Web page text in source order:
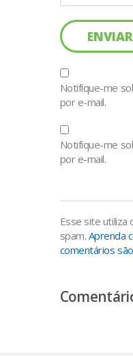
Notifique-me
por e-mail.
Notifique-me
por e-mail.
Esse site utiliza
spam. Aprenda
comentários